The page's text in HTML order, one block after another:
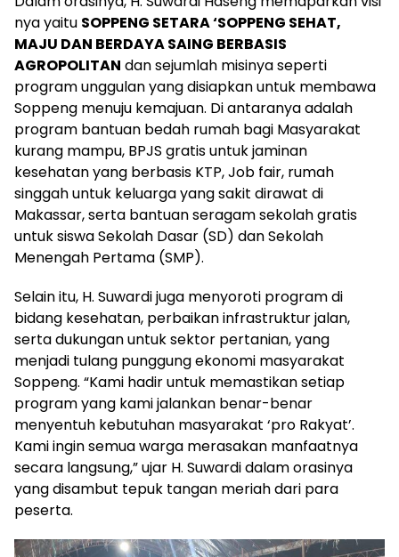
nya yaitu SOPPENG SETARA ‘SOPPENG SEHAT,
MAJU DAN BERDAYA SAING BERBASIS
AGROPOLITAN dan sejumlah misinya seperti
program unggulan yang disiapkan untuk membawa
Soppeng menuju kemajuan. Di antaranya adalah
program bantuan bedah rumah bagi Masyarakat
kurang mampu, BPJS gratis untuk jaminan
kesehatan yang berbasis KTP, Job fair, rumah
singgah untuk keluarga yang sakit dirawat di
Makassar, serta bantuan seragam sekolah gratis
untuk siswa Sekolah Dasar (SD) dan Sekolah
Menengah Pertama (SMP).
Selain itu, H. Suwardi juga menyoroti program di
bidang kesehatan, perbaikan infrastruktur jalan,
serta dukungan untuk sektor pertanian, yang
menjadi tulang punggung ekonomi masyarakat
Soppeng. “Kami hadir untuk memastikan setiap
program yang kami jalankan benar-benar
menyentuh kebutuhan masyarakat ‘pro Rakyat’.
Kami ingin semua warga merasakan manfaatnya
secara langsung,” ujar H. Suwardi dalam orasinya
yang disambut tepuk tangan meriah dari para
peserta.